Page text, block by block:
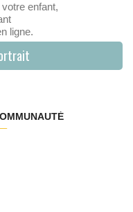
enfant,
ligne.